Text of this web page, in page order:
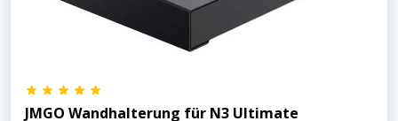
JMGO Wandhalterung für N3 Ultimate